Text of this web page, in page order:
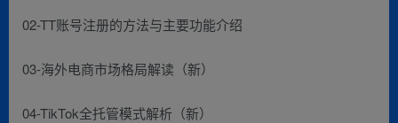
02-TT账号注册的方法与主要功能介绍
03-海外电商市场格局解读（新）
04-TikTok全托管模式解析（新）